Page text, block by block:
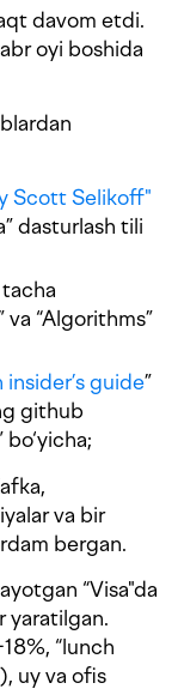
davom etdi.
oyi boshida
Scott Selikoff"
dasturlash tili
“Algorithms”
guide”
github
va bir
bergan.
“Visa"da
yaratilgan.
“lunch
uy va ofis